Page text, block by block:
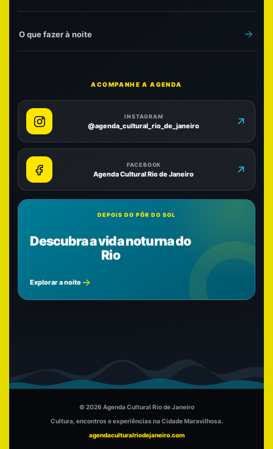
O que fazer à noite
ACOMPANHE A AGENDA
INSTAGRAM
@agenda_cultural_rio_de_janeiro
FACEBOOK
Agenda Cultural Rio de Janeiro
DEPOIS DO PÔR DO SOL
Descubra a vida noturna do
Rio
Explorar a noite
© 2026 Agenda Cultural Rio de Janeiro
Cultura, encontros e experiências na Cidade Maravilhosa.
agendaculturalriodejaneiro.com